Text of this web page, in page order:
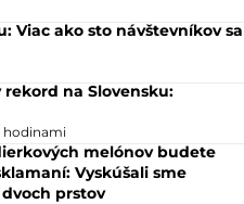
Viac ako sto návštevníkov sa
na Slovensku:
hodinami
melónov budete
Vyskúšali sme
prstov